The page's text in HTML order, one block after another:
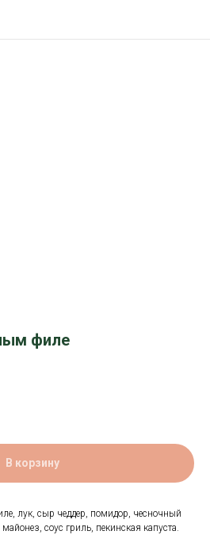
филе
В корзину
лук, сыр чеддер, помидор, чесночный
соус гриль, пекинская капуста.